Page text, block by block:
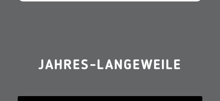
JAHRES-LANGEWEILE